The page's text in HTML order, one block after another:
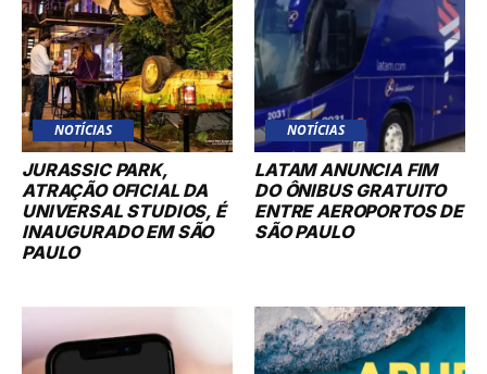
NOTÍCIAS
JURASSIC PARK,
ATRAÇÃO OFICIAL DA
UNIVERSAL STUDIOS, É
INAUGURADO EM SÃO
PAULO
NOTÍCIAS
LATAM ANUNCIA FIM
DO ÔNIBUS GRATUITO
ENTRE AEROPORTOS DE
SÃO PAULO